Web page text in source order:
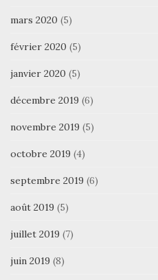
mars 2020 (5)
février 2020 (5)
janvier 2020 (5)
décembre 2019 (6)
novembre 2019 (5)
octobre 2019 (4)
septembre 2019 (6)
août 2019 (5)
juillet 2019 (7)
juin 2019 (8)